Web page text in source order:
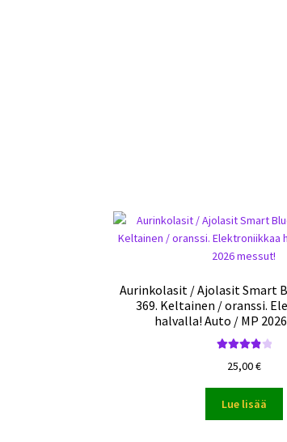
Aurinkolasit / Ajolasit Smart
369. Keltainen / oranssi.
halvalla! Auto / MP
tuotteesta:
4.00/ 5
25,00€
Lue lisää